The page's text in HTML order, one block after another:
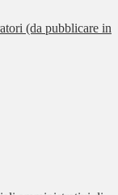
(da pubblicare in